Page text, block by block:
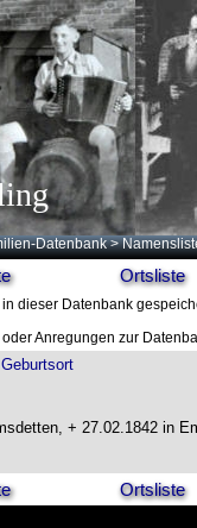
Datenbank >
Ortsliste
in dieser Datenbank
Anregungen zur
Geburtsort
+ 27.02.1842 in
Ortsliste